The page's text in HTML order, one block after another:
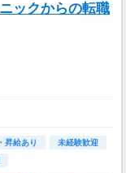
ックからの転職
支給。
昇給あり
未経験歓迎